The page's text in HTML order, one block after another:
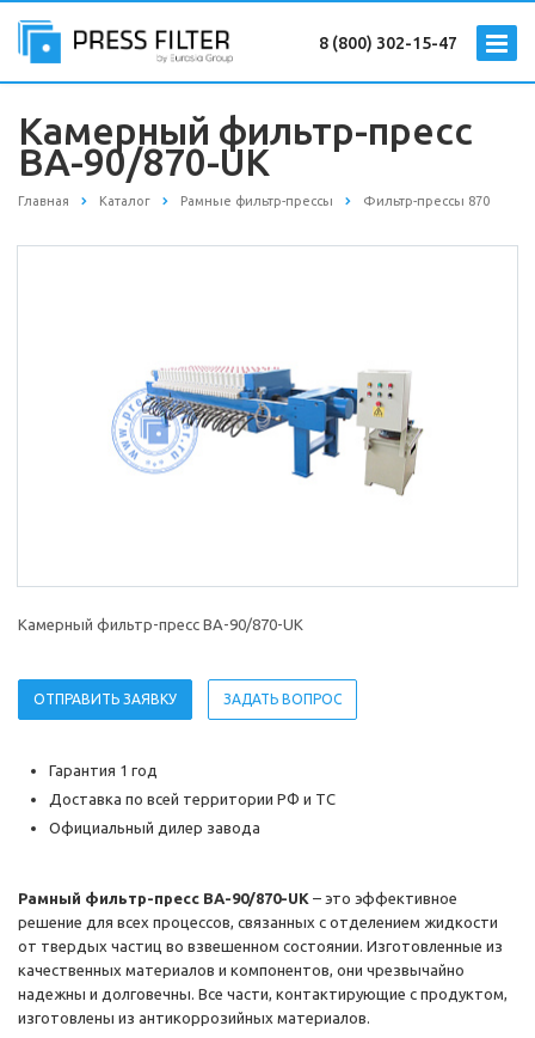
8 (800) 302-15-47
Камерный фильтр-пресс
BA-90/870-UK
Главная Каталог Рамные фильтр-прессы Фильтр-прессы 870
Камерный фильтр-пресс BA-90/870-UK
ОТПРАВИТЬ ЗАЯВКУ ЗАДАТЬ ВОПРОС
Гарантия 1 год
Доставка по всей территории РФ и ТС
Официальный дилер завода
Рамный фильтр-пресс BA-90/870-UK – это эффективное
решение для всех процессов, связанных с отделением жидкости
от твердых частиц во взвешенном состоянии. Изготовленные из
качественных материалов и компонентов, они чрезвычайно
надежны и долговечны. Все части, контактирующие с продуктом,
изготовлены из антикоррозийных материалов.